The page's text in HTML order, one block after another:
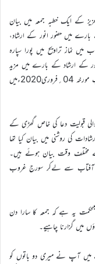
کے ایک خطبہ جمعہ میں بیان
میں حضور انور کے ارشاد،
دن کے خطاب میں نماز تراویح میں پورا سپارہ
کے ارشاد کے بارے میں مزید
وضاحت چاہی؟حضور ایدہ اللہ تعالیٰ بنصرہ العزیز نے اپنے مکتوب مورخہ 04؍فروری2020ءمیں
قبولیت دعا کی خاص گھڑی کے
کی روشنی میں بیان کیا تھا
مختلف وقت بیان ہوئے ہیں۔
آفتاب سے لےکر سورج غروب
یہ ہے کہ جمعہ کا سارا دن
میں گزارنا چاہیے۔
میں آپ نے میری دو باتوں کو